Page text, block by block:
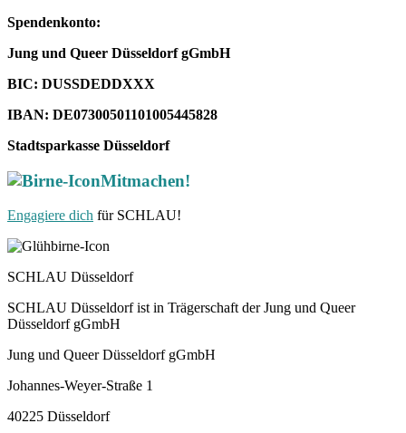
Spendenkonto:
Jung und Queer Düsseldorf gGmbH
BIC: DUSSDEDDXXX
IBAN: DE07300501101005445828
Stadtsparkasse Düsseldorf
Mitmachen!
Engagiere dich für SCHLAU!
SCHLAU Düsseldorf
SCHLAU Düsseldorf ist in Trägerschaft der Jung und Queer
Düsseldorf gGmbH
Jung und Queer Düsseldorf gGmbH
Johannes-Weyer-Straße 1
40225 Düsseldorf